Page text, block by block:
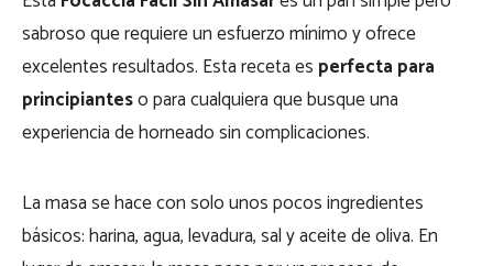
sabroso que requiere un esfuerzo mínimo y ofrece
excelentes resultados. Esta receta es perfecta para
principianteso para cualquiera que busque una
experiencia de horneado sin complicaciones.
La masa se hace con solo unos pocos ingredientes
básicos: harina, agua, levadura, sal y aceite de oliva. En